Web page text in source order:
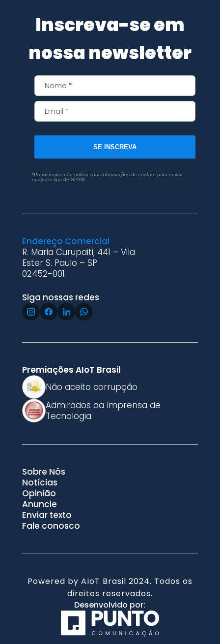
Inscreva-se em
nossa newsletter
SE INSCREVA
*Prometemos não utilizar suas informações de contato para enviar
qualquer tipo de SPAM.
Endereço Comercial
R. Maria Curupaiti, 441 – Vila
Ester S. Paulo – SP
02452-001
Siga nossas redes
Premiações AIoT Brasil
Não aceito corrupção
Admirados da Imprensa de
Tecnologia
Sobre Nós
Notícias
Opinião
Anuncie
Enviar texto
Fale conosco
Powered by AIoT Brasil 2024. Todos os
direitos reservados.
Desenvolvido por: